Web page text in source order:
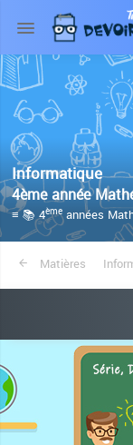
Informatique
4ème année
≡ 📚 4èmeannées
Matières